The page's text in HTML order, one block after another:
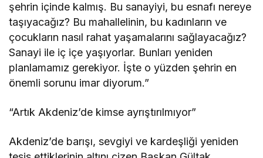
şehrin içinde kalmış. Bu sanayiyi, bu esnafı nereye
taşıyacağız? Bu mahallelinin, bu kadınların ve
çocukların nasıl rahat yaşamalarını sağlayacağız?
Sanayi ile iç içe yaşıyorlar. Bunları yeniden
planlamamız gerekiyor. İşte o yüzden şehrin en
önemli sorunu imar diyorum.”
“Artık Akdeniz’de kimse ayrıştırılmıyor”
Akdeniz’de barışı, sevgiyi ve kardeşliği yeniden